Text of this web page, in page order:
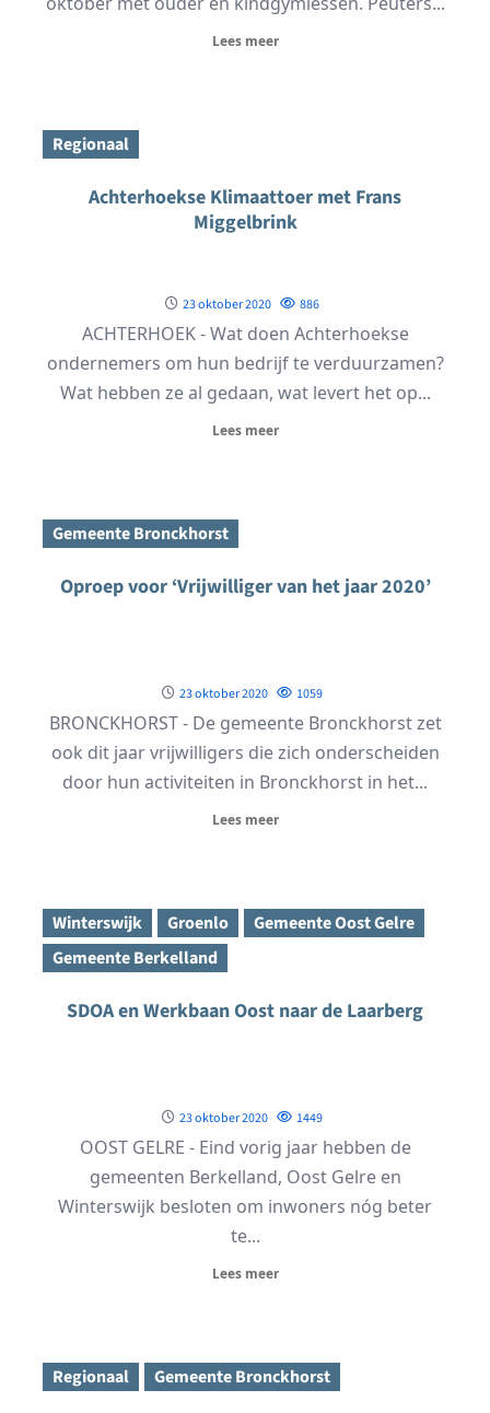
Lees meer
Regionaal
Achterhoekse Klimaattoer met Frans
Miggelbrink
23 oktober 2020 886
ACHTERHOEK - Wat doen Achterhoekse
ondernemers om hun bedrijf te verduurzamen?
Wat hebben ze al gedaan, wat levert het op...
Lees meer
Gemeente Bronckhorst
Oproep voor ‘Vrijwilliger van het jaar 2020’
23 oktober 2020 1059
BRONCKHORST - De gemeente Bronckhorst zet
ook dit jaar vrijwilligers die zich onderscheiden
door hun activiteiten in Bronckhorst in het...
Lees meer
Winterswijk Groenlo
Gemeente Oost Gelre
Gemeente Berkelland
SDOA en Werkbaan Oost naar de Laarberg
23 oktober 2020 1449
OOST GELRE - Eind vorig jaar hebben de
gemeenten Berkelland, Oost Gelre en
Winterswijk besloten om inwoners nóg beter
te...
Lees meer
Regionaal Gemeente Bronckhorst